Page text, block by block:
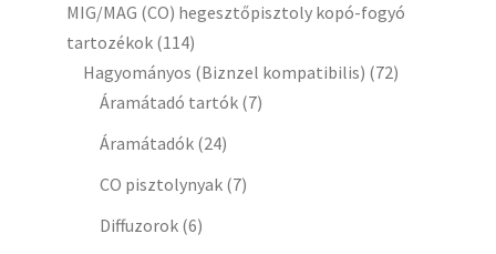
MIG/MAG (CO) hegesztőpisztoly kopó-fogyó
tartozékok (114)
Hagyományos (Biznzel kompatibilis) (72)
Áramátadó tartók (7)
Áramátadók (24)
CO pisztolynyak (7)
Diffuzorok (6)